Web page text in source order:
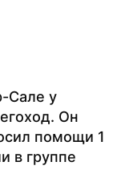
Сале у
Он
помощи 1
в группе